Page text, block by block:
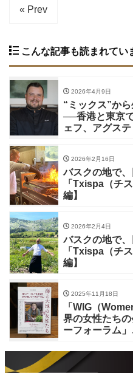
« Prev
こんな記事も読まれてい
2026年4月9日
“ミックス”か
──香港と東京
ェフ、アグス
2026年2月16日
バスクの地で
「Txispa（チ
編】
2026年2月4日
バスクの地で
「Txispa（チ
編】
2025年11月18日
「WIG（
界の女性たち
ーフォーラム